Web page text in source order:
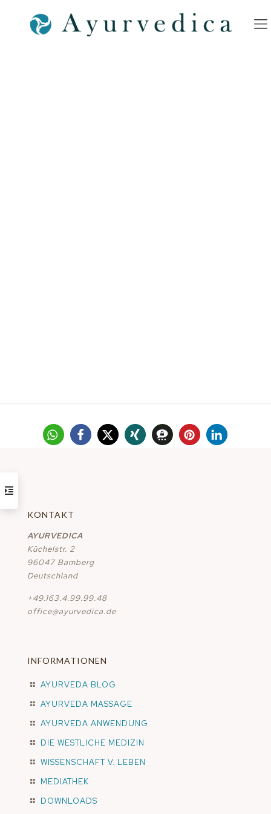
KONTAKT
AYURVEDICA
Küchelstr. 2
96047 Bamberg
Deutschland
+49.163.4.99.99.48
office@ayurvedica.de
INFORMATIONEN
AYURVEDA BLOG
AYURVEDA MASSAGE
AYURVEDA ANWENDUNG
DIE WESTLICHE MEDIZIN
WISSENSCHAFT V. LEBEN
MEDIATHEK
DOWNLOADS